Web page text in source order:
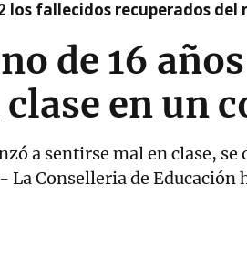
los fallecidos recuperados
de 16
en un
a sentirse mal en clase,
La Conselleria de